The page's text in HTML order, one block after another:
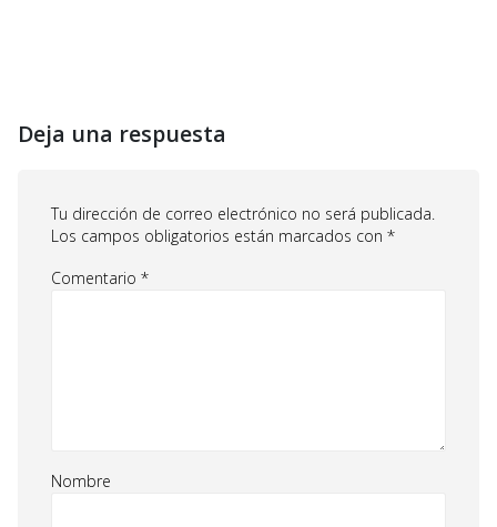
Deja una respuesta
Tu dirección de correo electrónico no será publicada.
Los campos obligatorios están marcados con *
Comentario *
Nombre